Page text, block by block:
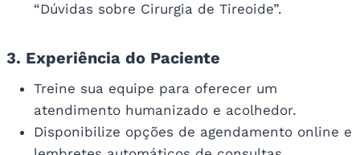
“Dúvidas sobre Cirurgia de Tireoide”.
3. Experiência do Paciente
Treine sua equipe para oferecer um
atendimento humanizado e acolhedor.
Disponibilize opções de agendamento online e